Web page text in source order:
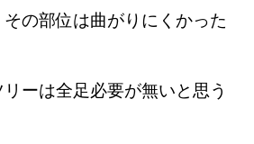
の部位は曲がりにくかった
ーは全足必要が無いと思う